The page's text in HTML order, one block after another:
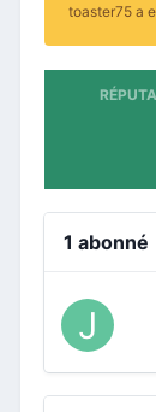
toaster75 a
1 abonné